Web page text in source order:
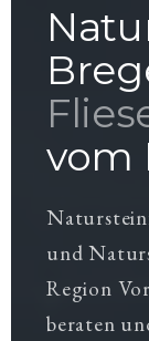
vom
und
Region
beraten